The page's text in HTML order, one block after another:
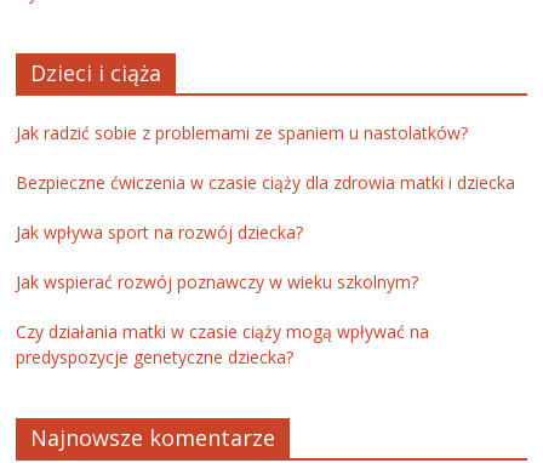
Dzieci i ciąża
Jak radzić sobie z problemami ze spaniem u nastolatków?
Bezpieczne ćwiczenia w czasie ciąży dla zdrowia matki i dziecka
Jak wpływa sport na rozwój dziecka?
Jak wspierać rozwój poznawczy w wieku szkolnym?
Czy działania matki w czasie ciąży mogą wpływać na
predyspozycje genetyczne dziecka?
Najnowsze komentarze